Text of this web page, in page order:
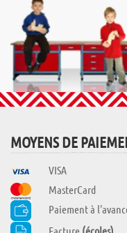
MOYENS DE
VISA
MasterCard
Paiement à